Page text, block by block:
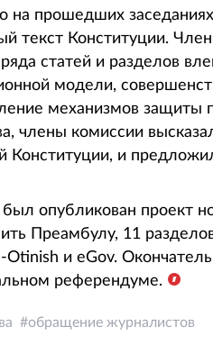
на прошедших
текст Конституции.
статей и разделов
модели,
механизмов защиты
члены комиссии
Конституции, и
опубликован проект
Преамбулу, 11
и eGov.
референдуме.
обращение журналистов